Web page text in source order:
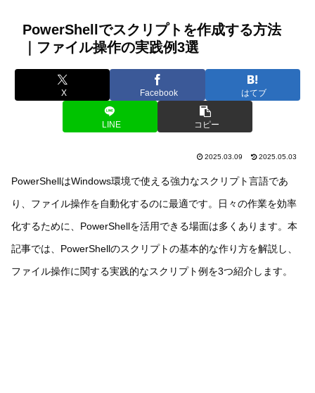
PowerShellでスクリプトを作成する方法
｜ファイル操作の実践例3選
X Facebook はてブ
LINE コピー
2025.03.09 2025.05.03
PowerShellはWindows環境で使える強力なスクリプト言語であ
り、ファイル操作を自動化するのに最適です。日々の作業を効率
化するために、PowerShellを活用できる場面は多くあります。本
記事では、PowerShellのスクリプトの基本的な作り方を解説し、
ファイル操作に関する実践的なスクリプト例を3つ紹介します。